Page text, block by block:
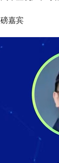
嘉宾